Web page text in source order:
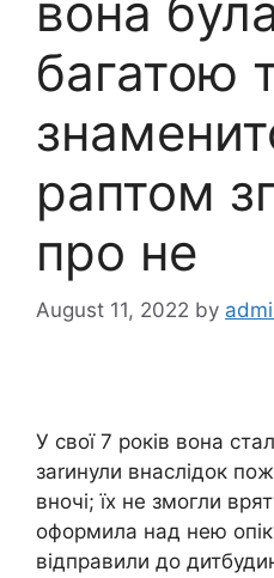
вона
багатою
раптом
про не
August 11, 2022 by
У свої 7 років вона
заrинули внаслідок
вночі; їх не змогли
оформила над нею
відправили до